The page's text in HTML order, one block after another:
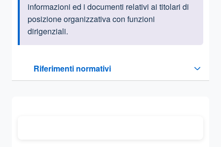
informazioni ed i documenti relativi ai titolari di
posizione organizzativa con funzioni
dirigenziali.
Riferimenti normativi
Sezione compressa